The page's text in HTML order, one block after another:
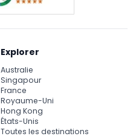
Explorer
Australie
Singapour
France
Royaume-Uni
Hong Kong
États-Unis
Toutes les destinations